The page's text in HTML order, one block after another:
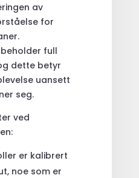
av
for
full
dette betyr
uansett
seg.
ved
er kalibrert
noe som er